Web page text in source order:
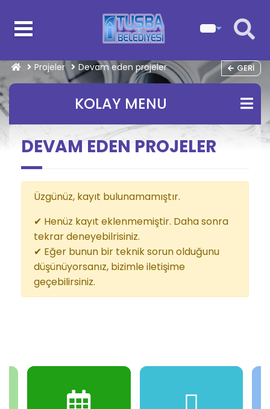
Projeler Devam eden projeler GERI
KOLAY MENU
DEVAM EDEN PROJELER
Üzgünüz, kayıt bulunamamıştır.
✔ Henüz kayıt eklenmemiştir. Daha sonra
tekrar deneyebilrisiniz.
✔ Eğer bunun bir teknik sorun olduğunu
düşünüyorsanız, bizimle iletişime
geçebilirsiniz.